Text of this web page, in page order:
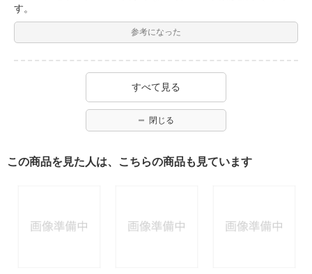
す。
参考になった
すべて見る
閉じる
この商品を見た人は、こちらの商品も見ています